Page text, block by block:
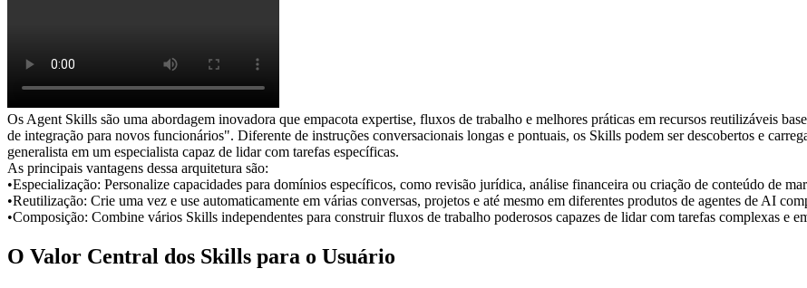
Os Agent Skills são uma abordagem inovadora que empacota expertise, fluxos de trabalho e melhores práticas em recursos reutilizáveis
de integração para novos funcionários". Diferente de instruções conversacionais longas e pontuais, os Skills podem ser descobertos e
generalista em um especialista capaz de lidar com tarefas específicas.
As principais vantagens dessa arquitetura são:
•Especialização: Personalize capacidades para domínios específicos, como revisão jurídica, análise financeira ou criação de conteúdo de
•Reutilização: Crie uma vez e use automaticamente em várias conversas, projetos e até mesmo em diferentes produtos de agentes de AI
•Composição: Combine vários Skills independentes para construir fluxos de trabalho poderosos capazes de lidar com tarefas complexas e
O Valor Central dos Skills para o Usuário